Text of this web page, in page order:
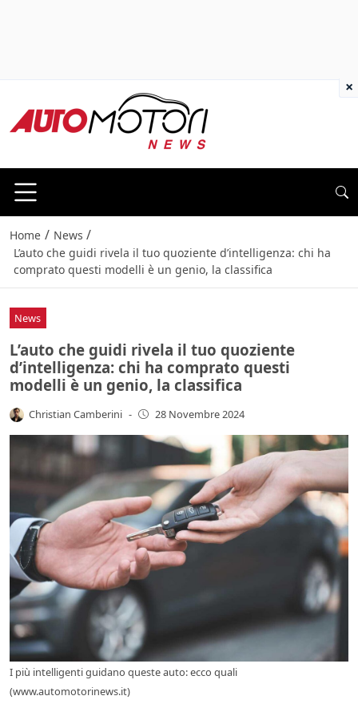
Home / News /
L’auto che guidi rivela il tuo quoziente d’intelligenza: chi ha
comprato questi modelli è un genio, la classifica
News
L’auto che guidi rivela il tuo quoziente
d’intelligenza: chi ha comprato questi
modelli è un genio, la classifica
Christian Camberini - 28 Novembre 2024
I più intelligenti guidano queste auto: ecco quali
(www.automotorinews.it)
×